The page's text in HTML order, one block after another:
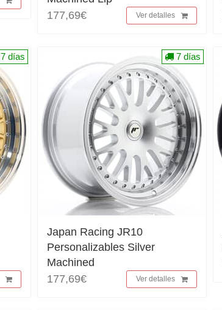
177,69€
Ver detalles
7 días
Japan Racing JR10
Personalizables Silver
Machined
177,69€
Ver detalles
7 días